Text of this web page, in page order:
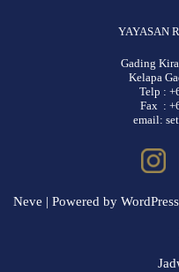
YAYASAN
Gading
Kelapa
Telp :
Fax :
email:
Neve | Powered by WordPress